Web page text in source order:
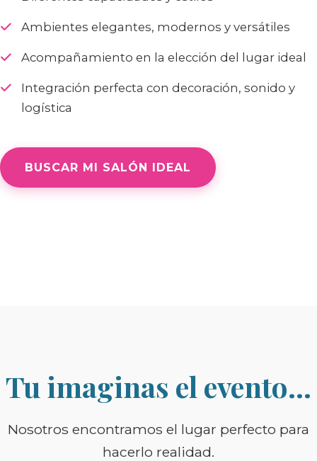
Ambientes elegantes, modernos y versátiles
Acompañamiento en la elección del lugar ideal
Integración perfecta con decoración, sonido y
logística
BUSCAR MI SALÓN IDEAL
Tu imaginas el evento…
Nosotros encontramos el lugar perfecto para
hacerlo realidad.